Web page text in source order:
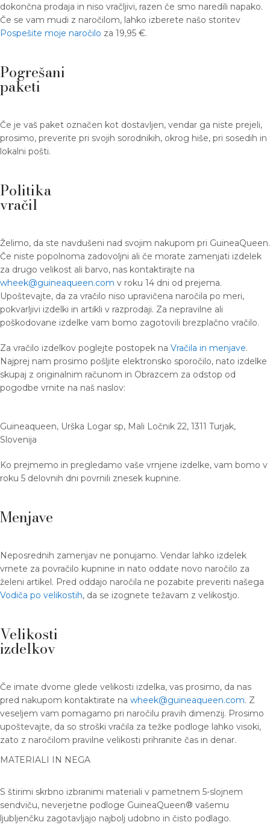
dokončna prodaja in niso vračljivi, razen če smo naredili napako.
Če se vam mudi z naročilom, lahko izberete našo storitev
Pospešite moje naročilo za 19,95 €.
Pogrešani
paketi
Če je vaš paket označen kot dostavljen, vendar ga niste prejeli,
prosimo, preverite pri svojih sorodnikih, okrog hiše, pri sosedih in
lokalni pošti.
Politika
vračil
Želimo, da ste navdušeni nad svojim nakupom pri GuineaQueen.
Če niste popolnoma zadovoljni ali če morate zamenjati izdelek
za drugo velikost ali barvo, nas kontaktirajte na
wheek@guineaqueen.com v roku 14 dni od prejema.
Upoštevajte, da za vračilo niso upravičena naročila po meri,
pokvarljivi izdelki in artikli v razprodaji. Za nepravilne ali
poškodovane izdelke vam bomo zagotovili brezplačno vračilo.
Za vračilo izdelkov poglejte postopek na Vračila in menjave.
Najprej nam prosimo pošljite elektronsko sporočilo, nato izdelke
skupaj z originalnim računom in Obrazcem za odstop od
pogodbe vrnite na naš naslov:
Guineaqueen, Urška Logar sp, Mali Ločnik 22, 1311 Turjak,
Slovenija
Ko prejmemo in pregledamo vaše vrnjene izdelke, vam bomo v
roku 5 delovnih dni povrnili znesek kupnine.
Menjave
Neposrednih zamenjav ne ponujamo. Vendar lahko izdelek
vrnete za povračilo kupnine in nato oddate novo naročilo za
želeni artikel. Pred oddajo naročila ne pozabite preveriti našega
Vodiča po velikostih, da se izognete težavam z velikostjo.
Velikosti
izdelkov
Če imate dvome glede velikosti izdelka, vas prosimo, da nas
pred nakupom kontaktirate na wheek@guineaqueen.com. Z
veseljem vam pomagamo pri naročilu pravih dimenzij. Prosimo
upoštevajte, da so stroški vračila za težke podloge lahko visoki,
zato z naročilom pravilne velikosti prihranite čas in denar.
MATERIALI IN NEGA
S štirimi skrbno izbranimi materiali v pametnem 5-slojnem
sendviču, neverjetne podloge GuineaQueen® vašemu
ljubljenčku zagotavljajo najbolj udobno in čisto podlago.